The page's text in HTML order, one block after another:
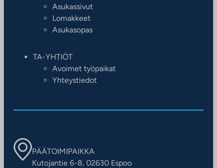
Asukassivut
Lomakkeet
Asukasopas
TA-YHTIÖT
Avoimet työpaikat
Yhteystiedot
PÄÄTOIMIPAIKKA
Kutojantie 6-8, 02630 Espoo